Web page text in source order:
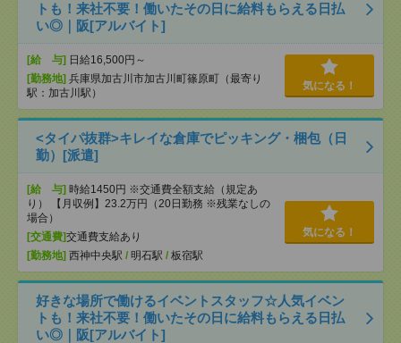
トも！来社不要！働いたその日に給料もらえる日払
い◎｜阪[アルバイト]
[給 与] 日給16,500円～
[勤務地] 兵庫県加古川市加古川町篠原町（最寄り
駅：加古川駅）
気になる！
<タイパ抜群>キレイな倉庫でピッキング・梱包（日
勤）[派遣]
[給 与] 時給1450円 ※交通費全額支給（規定あ
り） 【月収例】23.2万円（20日勤務 ※残業なしの
場合）
[交通費]交通費支給あり
[勤務地] 西神中央駅 / 明石駅 / 板宿駅
気になる！
好きな場所で働けるイベントスタッフ☆人気イベン
トも！来社不要！働いたその日に給料もらえる日払
い◎｜阪[アルバイト]